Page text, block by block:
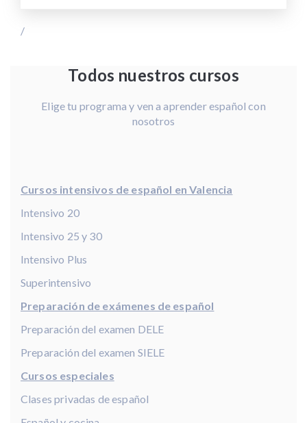
/
Todos nuestros cursos
Elige tu programa y ven a aprender español con
nosotros
Cursos intensivos de español en Valencia
Intensivo 20
Intensivo 25 y 30
Intensivo Plus
Superintensivo
Preparación de exámenes de español
Preparación del examen DELE
Preparación del examen SIELE
Cursos especiales
Clases privadas de español